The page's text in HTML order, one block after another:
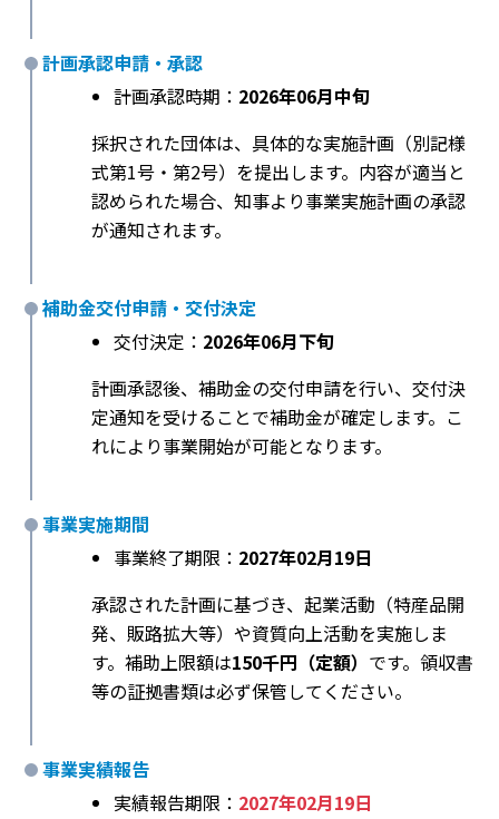
計画承認申請・承認
計画承認時期： 2026年06月中旬
採択された団体は、具体的な実施計画（別記様
式第1号・第2号）を提出します。内容が適当と
認められた場合、知事より事業実施計画の承認
が通知されます。
補助金交付申請・交付決定
交付決定： 2026年06月下旬
計画承認後、補助金の交付申請を行い、交付決
定通知を受けることで補助金が確定します。こ
れにより事業開始が可能となります。
事業実施期間
事業終了期限： 2027年02月19日
承認された計画に基づき、起業活動（特産品開
発、販路拡大等）や資質向上活動を実施しま
す。補助上限額は150千円（定額） です。領収書
等の証拠書類は必ず保管してください。
事業実績報告
実績報告期限： 2027年02月19日